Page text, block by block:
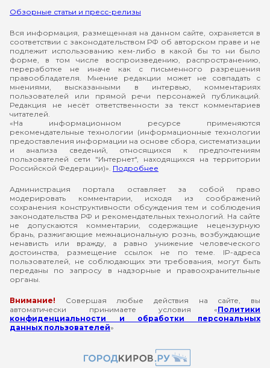
Обзорные статьи и пресс-релизы
Вся информация, размещенная на данном сайте, охраняется в
соответствии с законодательством РФ об авторском праве и не
подлежит использованию кем-либо в какой бы то ни было
форме, в том числе воспроизведению, распространению,
переработке не иначе как с письменного разрешения
правообладателя. Мнение редакции может не совпадать с
мнениями, высказанными в интервью, комментариях
пользователей или прямой речи персонажей публикаций.
Редакция не несёт ответственности за текст комментариев
читателей.
«На информационном ресурсе применяются
рекомендательные технологии (информационные технологии
предоставления информации на основе сбора, систематизации
и анализа сведений, относящихся к предпочтениям
пользователей сети "Интернет", находящихся на территории
Российской Федерации)». Подробнее
Администрация портала оставляет за собой право
модерировать комментарии, исходя из соображений
сохранения конструктивности обсуждения тем и соблюдения
законодательства РФ и рекомендательных технологий. На сайте
не допускаются комментарии, содержащие нецензурную
брань, разжигающие межнациональную рознь, возбуждающие
ненависть или вражду, а равно унижение человеческого
достоинства, размещение ссылок не по теме. IP-адреса
пользователей, не соблюдающих эти требования, могут быть
переданы по запросу в надзорные и правоохранительные
органы.
Внимание! Совершая любые действия на сайте, вы
автоматически принимаете условия «Политики
конфиденциальности и обработки персональных
данных пользователей»